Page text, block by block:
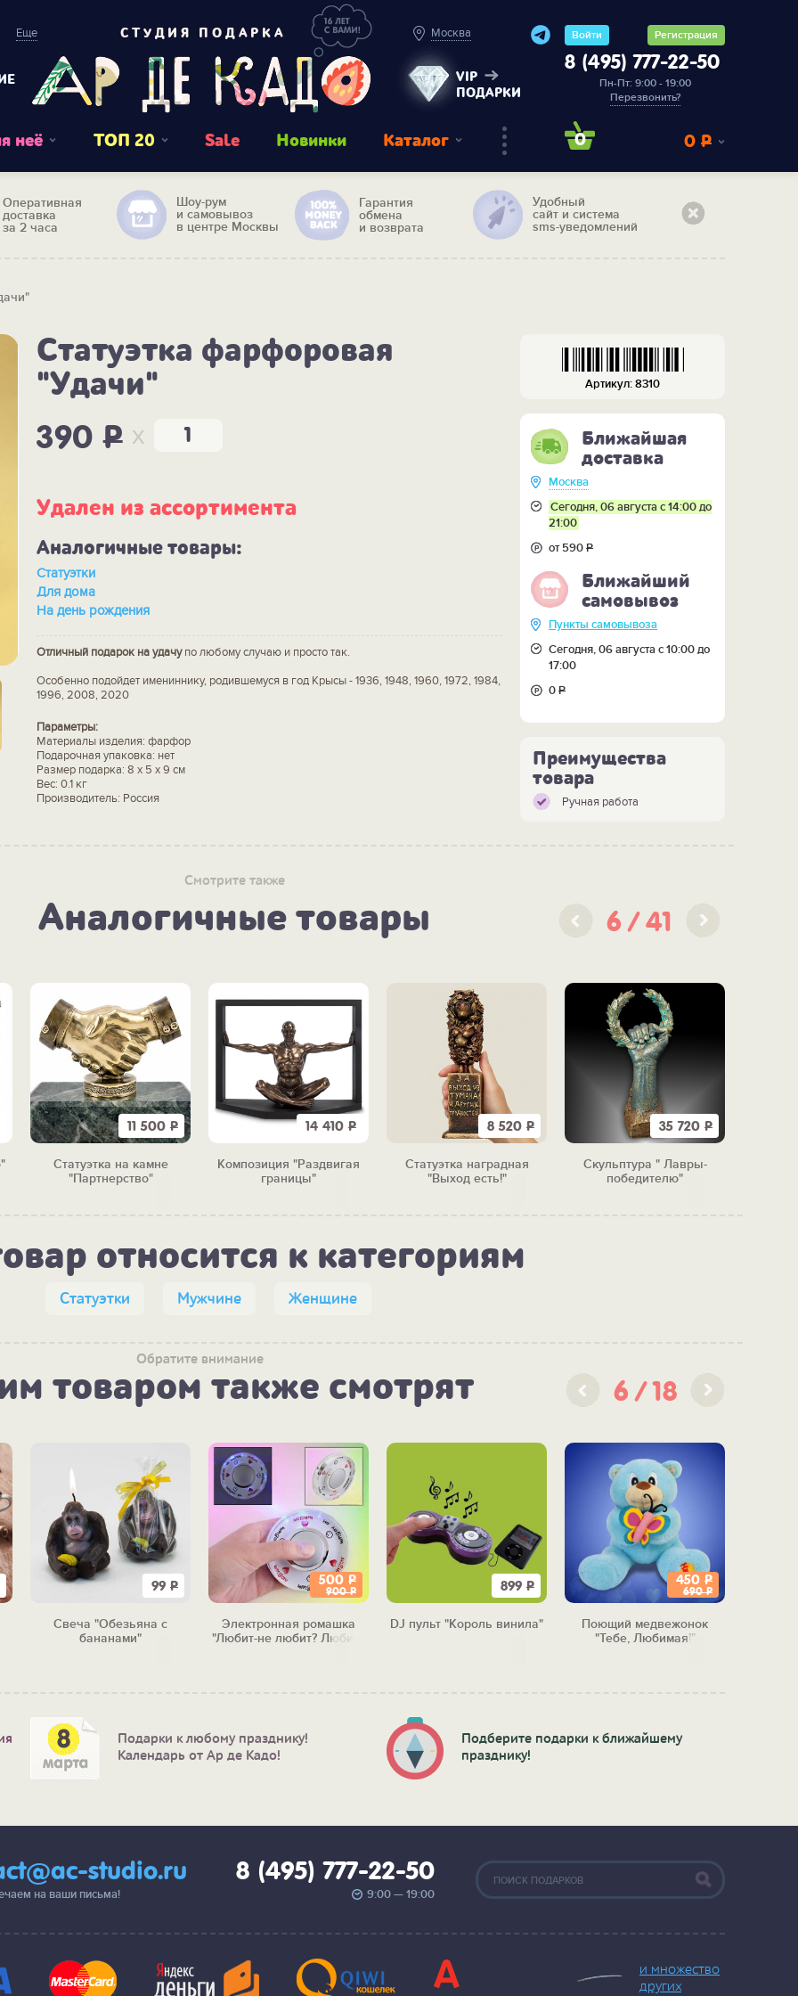
Еще СТУДИЯ ПОДАРКА Москва
VIP
ПОДАРКИ
Войти Регистрация
8 (495) 777-22-50
Пн-Пт: 9:00 - 19:00
Перезвонить?
неё ТОП 20 Sale Новинки Каталог 0 0 Р
Оперативная
доставка
за 2 часа
Шоу-рум
и самовывоз
в центре Москвы
Гарантия
обмена
и возврата
Удобный
сайт и система
sms-уведомлений
Статуэтка фарфоровая
"Удачи"
390P x
Удален из ассортимента
Аналогичные товары:
Статуэтки
Для дома
На день рождения
Отличный подарок на удачупо любому случаю и просто так.
Особенно подойдет имениннику, родившемуся в год Крысы - 1936, 1948, 1960, 1972, 1984,
1996, 2008, 2020
Параметры:
Материалы изделия: фарфор
Подарочная упаковка: нет
Размер подарка: 8 х 5 х 9 см
Вес: 0.1 кг
Производитель: Россия
Артикул: 8310
Ближайшая
доставка
Москва
Сегодня, 06 августа с 14:00 до
21:00
от 590Р
Ближайший
самовывоз
Пункты самовывоза
Сегодня, 06 августа с 10:00 до
17:00
0Р
Преимущества
товара
Ручная работа
Смотрите также
Аналогичные товары 6 41
11 500 Р
Статуэтка на камне
"Партнерство"
14 410 Р
Композиция "Раздвигая
границы"
8 520 Р
Статуэтка наградная
"Выход есть!"
35 720 Р
Скульптура " Лавры-
победителю"
относится к категориям
Статуэтки Мужчине Женщине
Обратите внимание
товаром также смотрят 6 18
99 Р
Свеча "Обезьяна с
бананами"
500 Р
900Р
Электронная ромашка
"Любит-не любит? Любит!"
899 Р
DJ пульт "Король винила"
450 Р
690Р
Поющий медвежонок
"Тебе, Любимая!"
Подарки к любому празднику!
Календарь от Ар де Кадо!
Подберите подарки к ближайшему
празднику!
studio.ru
на ваши письма!
8 (495) 777-22-50
9:00 — 19:00
и множество
других